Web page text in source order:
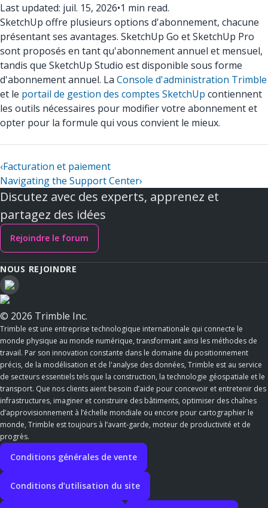
Last updated: juil. 15, 2026•1 min read.
SketchUp offre plusieurs options d'abonnement, chacune
présentant ses avantages. SketchUp Go et SketchUp Pro
sont proposés en tant qu'abonnement annuel et mensuel,
tandis que SketchUp Studio est disponible sous forme
d'abonnement annuel. La Console d'administration Trimble
et le portail de gestion des comptes SketchUp contiennent
les outils nécessaires pour modifier votre abonnement et
opter pour la formule qui vous convient le mieux.
‹Facturation et paiement
Navigating the Support Center›
Discutez avec des experts, apprenez et
partagez des idées
Rejoindre le forum
NOUS REJOINDRE
© 2026 Trimble Inc.
Trimble est une entreprise technologique internationale qui connecte le
monde physique au monde numérique, transformant ainsi les méthodes de
travail. Par son innovation constante dans le domaine du positionnement
précis, de la modélisation et de l'analyse des données, Trimble est au service
de secteurs essentiels tels que la construction, la technologie géospatiale et le
transport. Que nos clients aient besoin d’aide pour concevoir et entretenir des
infrastructures, imaginer et construire des bâtiments, optimiser des chaînes
d’approvisionnement à l’échelle mondiale ou encore pour cartographier le
monde, Trimble est toujours à l’avant-garde, moteur de productivité et de
progrès.
Conditions générales de vente
Conditions d’utilisation du site